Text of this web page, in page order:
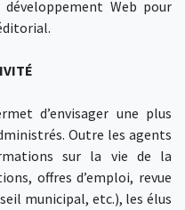
développement Web pour
d’envisager une plus
Outre les agents
sur la vie de la
offres d’emploi, revue
municipal, etc.), les élus